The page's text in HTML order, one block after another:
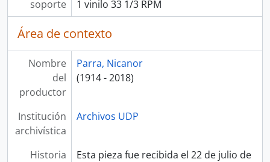
soporte
1 vinilo 33 1/3 RPM
Área de contexto
Nombre
del
productor
Parra, Nicanor
(1914 - 2018)
Institución
archivística
Archivos UDP
Historia
Esta pieza fue recibida el 22 de julio de